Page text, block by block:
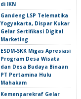
di IKN
Gandeng LSP Telematika
Yogyakarta, Dispar Kukar
Gelar Sertifikasi Digital
Marketing
ESDM-SKK Migas Apresiasi
Program Desa Wisata
dan Desa Budaya Binaan
PT Pertamina Hulu
Mahakam
Kemenparekraf Gelar